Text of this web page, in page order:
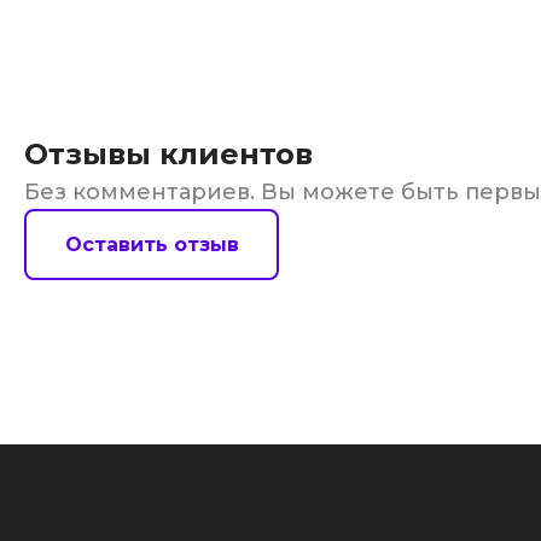
Отзывы клиентов
Без комментариев. Вы можете быть
Оставить отзыв